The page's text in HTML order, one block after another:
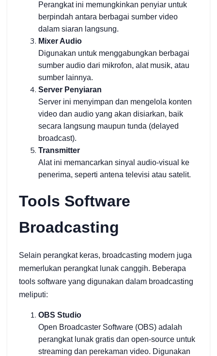
Perangkat ini memungkinkan penyiar untuk
berpindah antara berbagai sumber video
dalam siaran langsung.
Mixer Audio
Digunakan untuk menggabungkan berbagai
sumber audio dari mikrofon, alat musik, atau
sumber lainnya.
Server Penyiaran
Server ini menyimpan dan mengelola konten
video dan audio yang akan disiarkan, baik
secara langsung maupun tunda (delayed
broadcast).
Transmitter
Alat ini memancarkan sinyal audio-visual ke
penerima, seperti antena televisi atau satelit.
Tools Software
Broadcasting
Selain perangkat keras, broadcasting modern juga
memerlukan perangkat lunak canggih. Beberapa
tools software yang digunakan dalam broadcasting
meliputi:
OBS Studio
Open Broadcaster Software (OBS) adalah
perangkat lunak gratis dan open-source untuk
streaming dan perekaman video. Digunakan